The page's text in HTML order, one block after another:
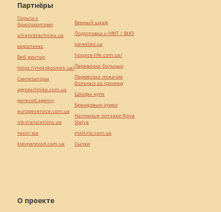
О проекте
Партнёры
Серьги с
бриллиантами
alliancetechnika.ua
миралинкс
Веб мастер
https://motokosmos.ua/
Синтезаторы
agrotechnika.com.ua
perevod.agency
europeservice.com.ua
mk-translations.ua
текст юа
kievperevod.com.ua
Винный шкаф
Подготовка к НМТ / ВНО
pereklad.ua
hospice-life.com.ua/
Перевозка больных
Перевозка лежачих
больных за границу
Шкафы купе
Брендовые сумки
Натяжные потолки Nova
Stelya
maltina.com.ua
Cылки